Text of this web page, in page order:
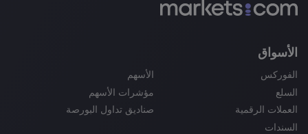
الأسواق
الفوركس
الأسهم
السلع
مؤشرات الأسهم
العملات الرقمية
صناديق تداول البورصة
السندات